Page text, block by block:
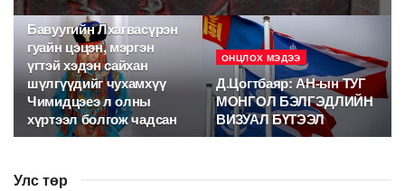
ОНЦЛОХ МЭДЭЭ
Бавуугийн Лхагвасүрэн
гуайн цэцэн, мэргэн
үгтэй хэдэн сайхан
шүлгүүдийг чухамхүү
Чимидцэеэ л олны
хүртээл болгож чадсан
ОНЦЛОХ МЭДЭЭ
Д.Цогтбаяр: АН-ын ТУГ
МОНГОЛ БЭЛГЭДЛИЙН
ВИЗУАЛ БҮТЭЭЛ
Улс төр